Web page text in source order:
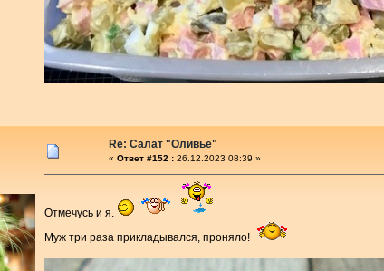
Re: Салат "Оливье"
« Ответ #152 : 26.12.2023 08:39 »
Отмечусь и я.
Муж три раза прикладывался, проняло!